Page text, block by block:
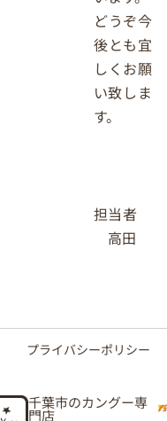
どうぞ今
後とも宜
しくお願
い致しま
す。
担当者
高田
プライバシーポリシー
千葉市のカングー専
門店